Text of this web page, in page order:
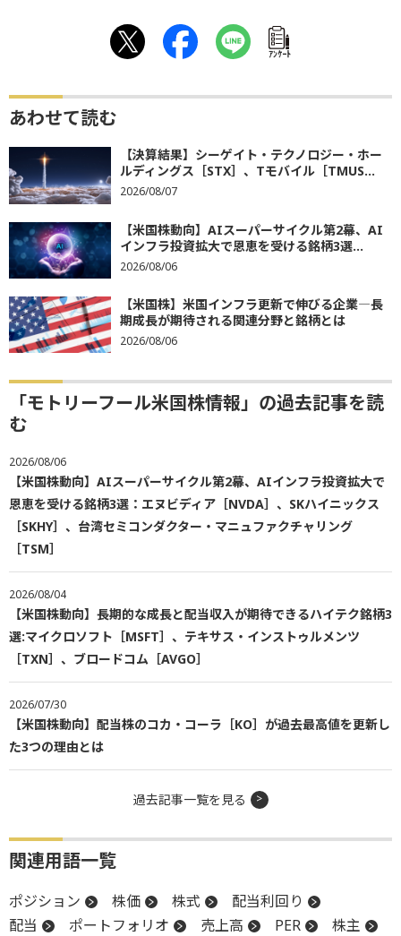
ｱﾝｹｰﾄ
あわせて読む
【決算結果】シーゲイト・テクノロジー・ホー
ルディングス［STX］、Tモバイル［TMUS...
2026/08/07
【米国株動向】AIスーパーサイクル第2幕、AI
インフラ投資拡大で恩恵を受ける銘柄3選...
2026/08/06
【米国株】米国インフラ更新で伸びる企業―長
期成長が期待される関連分野と銘柄とは
2026/08/06
「モトリーフール米国株情報」の過去記事を読
む
2026/08/06
【米国株動向】AIスーパーサイクル第2幕、AIインフラ投資拡大で
恩恵を受ける銘柄3選：エヌビディア［NVDA］、SKハイニックス
［SKHY］、台湾セミコンダクター・マニュファクチャリング
［TSM］
2026/08/04
【米国株動向】長期的な成長と配当収入が期待できるハイテク銘柄3
選:マイクロソフト［MSFT］、テキサス・インストゥルメンツ
［TXN］、ブロードコム［AVGO］
2026/07/30
【米国株動向】配当株のコカ・コーラ［KO］が過去最高値を更新し
た3つの理由とは
過去記事一覧を見る
関連用語一覧
ポジション 株価 株式
配当利回り
配当
ポートフォリオ 売上高 PER
株主